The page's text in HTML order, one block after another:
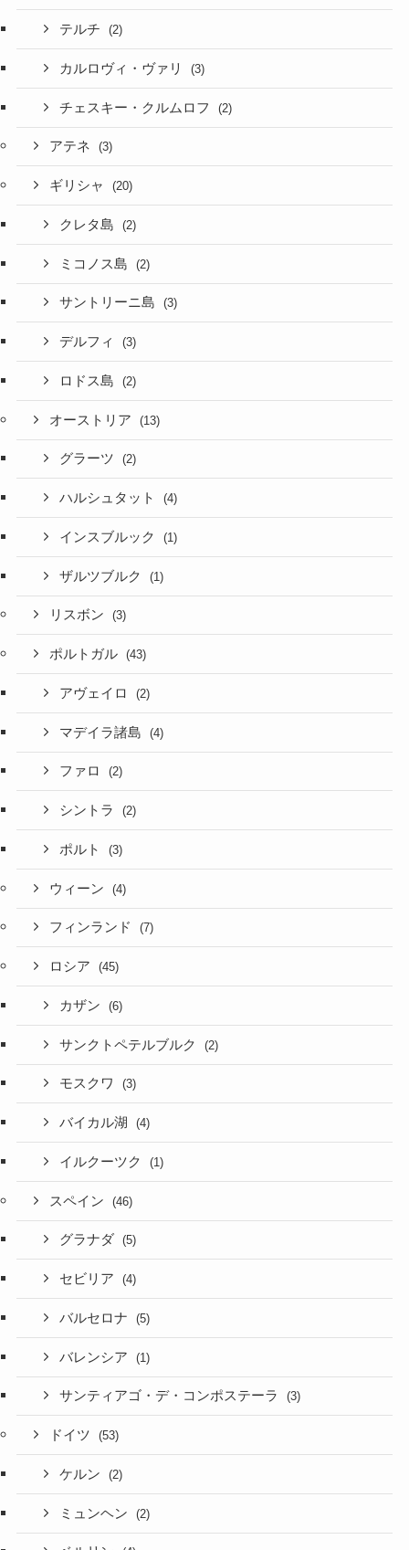
テルチ (2)
カルロヴィ・ヴァリ (3)
チェスキー・クルムロフ (2)
アテネ (3)
ギリシャ (20)
クレタ島 (2)
ミコノス島 (2)
サントリーニ島 (3)
デルフィ (3)
ロドス島 (2)
オーストリア (13)
グラーツ (2)
ハルシュタット (4)
インスブルック (1)
ザルツブルク (1)
リスボン (3)
ポルトガル (43)
アヴェイロ (2)
マデイラ諸島 (4)
ファロ (2)
シントラ (2)
ポルト (3)
ウィーン (4)
フィンランド (7)
ロシア (45)
カザン (6)
サンクトペテルブルク (2)
モスクワ (3)
バイカル湖 (4)
イルクーツク (1)
スペイン (46)
グラナダ (5)
セビリア (4)
バルセロナ (5)
バレンシア (1)
サンティアゴ・デ・コンポステーラ (3)
ドイツ (53)
ケルン (2)
ミュンヘン (2)